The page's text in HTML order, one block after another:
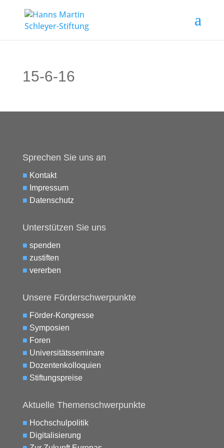
15-6-16
Sprechen Sie uns an
■ Kontakt
■ Impressum
■ Datenschutz
Unterstützen Sie uns
■ spenden
■ zustiften
■ vererben
Unsere Förderschwerpunkte
■ Förder-Kongresse
■ Symposien
■ Foren
■ Universitätsseminare
■ Dozentenkolloquien
■ Stiftungspreise
Aktuelle Themenschwerpunkte
■ Hochschulpolitik
■ Digitalisierung